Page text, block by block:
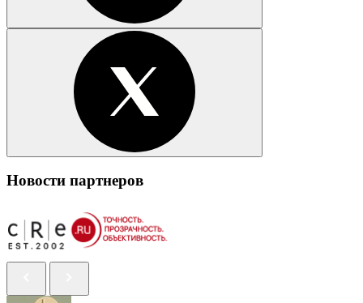
Новости партнеров